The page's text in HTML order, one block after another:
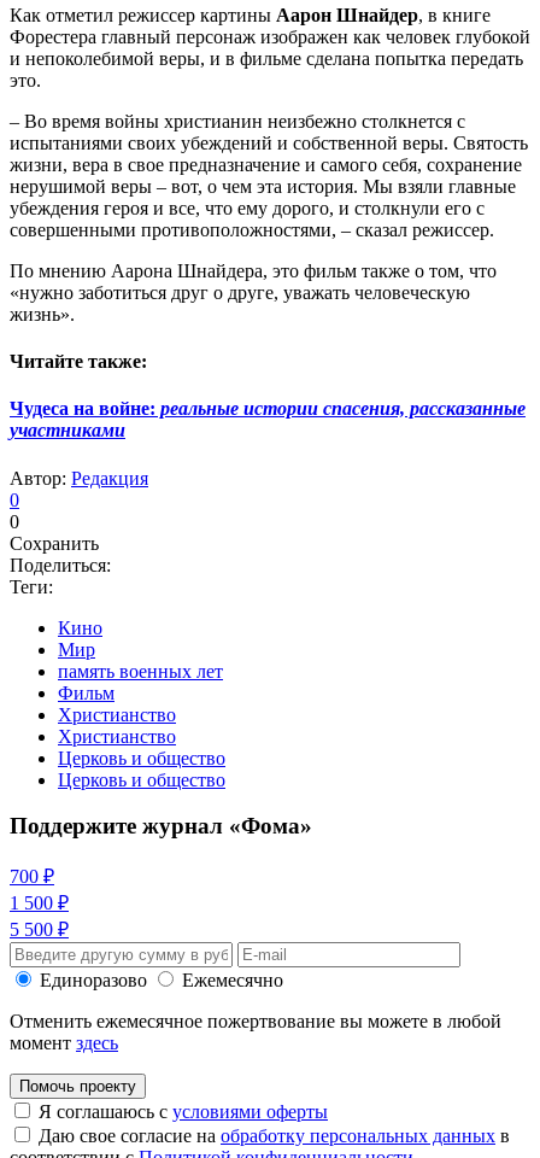
Как отметил режиссер картины Аарон Шнайдер, в книге
Форестера главный персонаж изображен как человек глубокой
и непоколебимой веры, и в фильме сделана попытка передать
это.
– Во время войны христианин неизбежно столкнется с
испытаниями своих убеждений и собственной веры. Святость
жизни, вера в свое предназначение и самого себя, сохранение
нерушимой веры – вот, о чем эта история. Мы взяли главные
убеждения героя и все, что ему дорого, и столкнули его с
совершенными противоположностями, – сказал режиссер.
По мнению Аарона Шнайдера, это фильм также о том, что
«нужно заботиться друг о друге, уважать человеческую
жизнь».
Читайте также:
Чудеса на войне: реальные истории спасения, рассказанные
участниками
Автор: Редакция
0
0
Сохранить
Поделиться:
Теги:
Кино
Мир
память военных лет
Фильм
Христианство
Христианство
Церковь и общество
Церковь и общество
Поддержите журнал «Фома»
700 ₽
1 500 ₽
5 500 ₽
Единоразово
Ежемесячно
Отменить ежемесячное пожертвование вы можете в любой
момент здесь
Помочь проекту
Я соглашаюсь с условиями оферты
Даю свое согласие на обработку персональных данных в